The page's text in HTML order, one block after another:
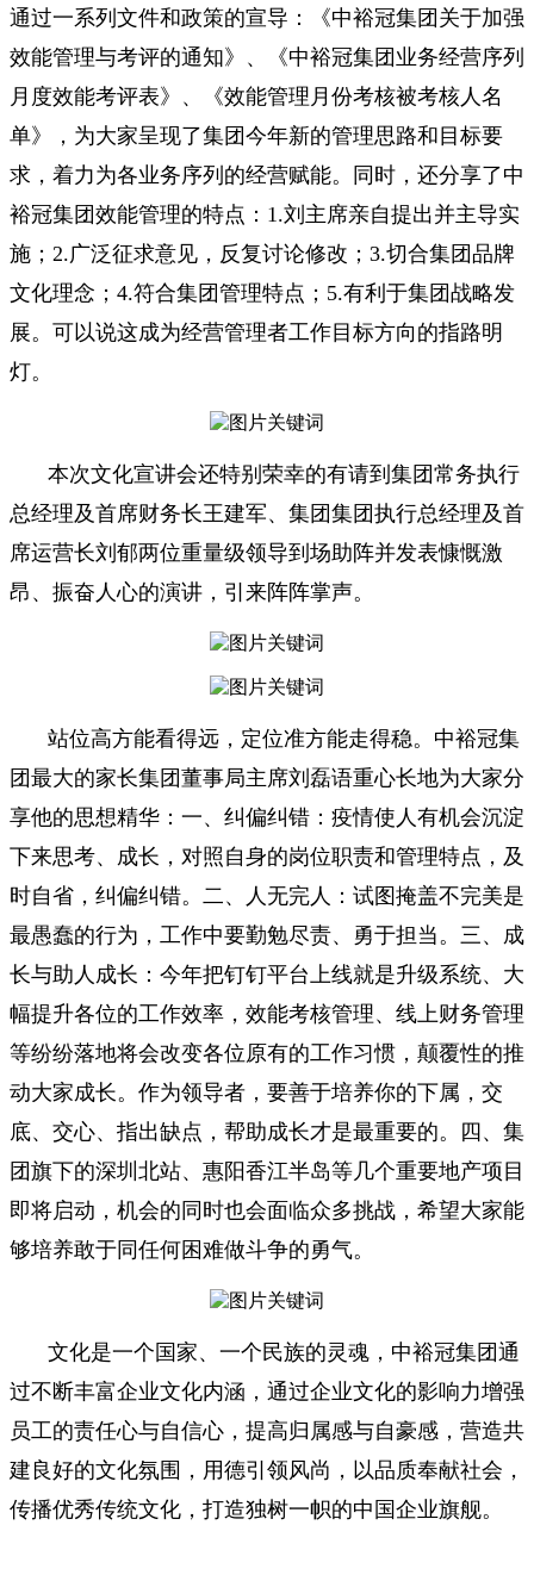
通过一系列文件和政策的宣导：《中裕冠集团关于加强
效能管理与考评的通知》、《中裕冠集团业务经营序列
月度效能考评表》、《效能管理月份考核被考核人名
单》，为大家呈现了集团今年新的管理思路和目标要
求，着力为各业务序列的经营赋能。同时，还分享了中
裕冠集团效能管理的特点：1.刘主席亲自提出并主导实
施；2.广泛征求意见，反复讨论修改；3.切合集团品牌
文化理念；4.符合集团管理特点；5.有利于集团战略发
展。可以说这成为经营管理者工作目标方向的指路明
灯。
本次文化宣讲会还特别荣幸的有请到集团常务执行
总经理及首席财务长王建军、集团集团执行总经理及首
席运营长刘郁两位重量级领导到场助阵并发表慷慨激
昂、振奋人心的演讲，引来阵阵掌声。
站位高方能看得远，定位准方能走得稳。中裕冠集
团最大的家长集团董事局主席刘磊语重心长地为大家分
享他的思想精华：一、纠偏纠错：疫情使人有机会沉淀
下来思考、成长，对照自身的岗位职责和管理特点，及
时自省，纠偏纠错。二、人无完人：试图掩盖不完美是
最愚蠢的行为，工作中要勤勉尽责、勇于担当。三、成
长与助人成长：今年把钉钉平台上线就是升级系统、大
幅提升各位的工作效率，效能考核管理、线上财务管理
等纷纷落地将会改变各位原有的工作习惯，颠覆性的推
动大家成长。作为领导者，要善于培养你的下属，交
底、交心、指出缺点，帮助成长才是最重要的。四、集
团旗下的深圳北站、惠阳香江半岛等几个重要地产项目
即将启动，机会的同时也会面临众多挑战，希望大家能
够培养敢于同任何困难做斗争的勇气。
文化是一个国家、一个民族的灵魂，中裕冠集团通
过不断丰富企业文化内涵，通过企业文化的影响力增强
员工的责任心与自信心，提高归属感与自豪感，营造共
建良好的文化氛围，用德引领风尚，以品质奉献社会，
传播优秀传统文化，打造独树一帜的中国企业旗舰。